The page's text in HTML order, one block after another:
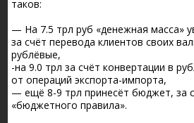
таков:
— На 7.5 трл руб «денежная масса»
за счёт перевода клиентов своих
рублёвые,
-на 9.0 трл за счёт конвертации в
от операций экспорта-импорта,
— ещё 8-9 трл принесёт бюджет, за
«бюджетного правила».